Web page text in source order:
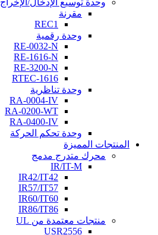
مقرنة
REC1
وحدة رقمية
RE-0032-N
RE-1616-N
RE-3200-N
RTEC-1616
وحدة تناظرية
RA-0004-IV
RA-0200-WT
RA-0400-IV
وحدة تحكم الحركة
المنتجات المميزة
محرك متدرج مدمج
IR/IT-M
IR42/IT42
IR57/IT57
IR60/IT60
IR86/IT86
منتجات معتمدة من UL
USR2556